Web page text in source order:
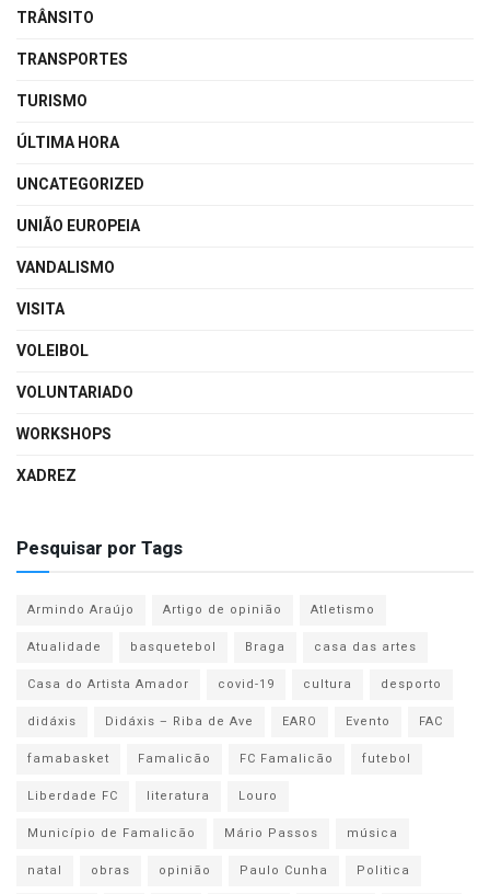
TRÂNSITO
TRANSPORTES
TURISMO
ÚLTIMA HORA
UNCATEGORIZED
UNIÃO EUROPEIA
VANDALISMO
VISITA
VOLEIBOL
VOLUNTARIADO
WORKSHOPS
XADREZ
Pesquisar por Tags
Armindo Araújo Artigo de opinião
Atletismo
Atualidade
basquetebol Braga
casa das artes
Casa do Artista Amador
covid-19 cultura
desporto
didáxis
Didáxis – Riba de Ave EARO Evento
FAC
famabasket
Famalicão FC Famalicão
futebol
Liberdade FC
literatura
Louro
Município de Famalicão
Mário Passos
música
natal
obras opinião Paulo Cunha
Politica